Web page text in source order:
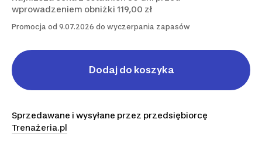
wprowadzeniem obniżki 119,00 zł
Promocja od 9.07.2026 do wyczerpania zapasów
Dodaj do koszyka
Sprzedawane i wysyłane przez przedsiębiorcę
Trenażeria.pl